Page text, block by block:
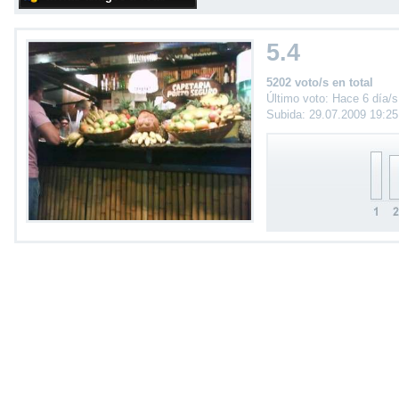
5.4
5202 voto/s en total
Último voto: Hace 6 día/s
Subida: 29.07.2009